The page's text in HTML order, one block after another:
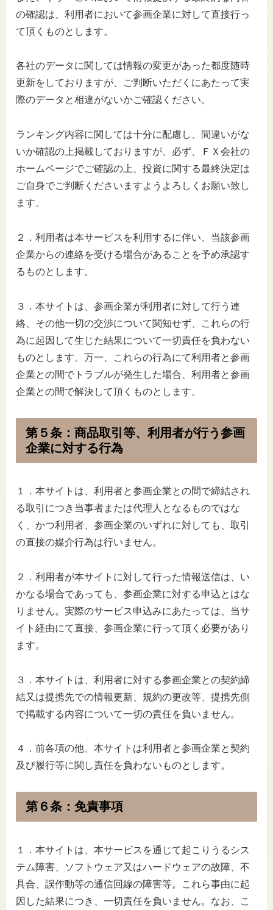
の確認は、利用者において参画企業に対して直接行っ
て頂くものとします。
各社のデータに関しては情報の変更があった都度随時
更新をしておりますが、ご判断いただくにあたって実
際のデータと相違がないかご確認ください。
ランキング内容に関しては十分に配慮し、間違いがな
いか確認の上掲載しておりますが、必ず、ＦＸ会社の
ホームページでご確認の上、投資に関する最終決定は
ご自身でご判断くださいますようよろしくお願い致し
ます。
２．利用者は本サービスを利用するに伴い、当該参画
企業からの連絡を受ける場合があることを予め承認す
るものとします。
３．本サイトは、参画企業が利用者に対して行う連
絡、その他一切の交渉について関知せず、これらの行
為に起因して生じた結果について一切責任を負わない
ものとします。万一、これらの行為にて利用者と参画
企業との間でトラブルが発生した場合、利用者と参画
企業との間で解決して頂くものとします。
第５条：商品取引等、利用者が行う参画
企業に対する行為
１．本サイトは、利用者と参画企業との間で締結され
る取引につき当事者または代理人となるものではな
く、かつ利用者、参画企業のいずれに対しても、取引
の直接の媒介行為は行いません。
２．利用者が本サイトに対して行った情報送信は、い
かなる場合であっても、参画企業に対する申込とはな
りません。実際のサービス申込みにあたっては、当サ
イト経由にて直接、参画企業に行って頂く必要があり
ます。
３．本サイトは、利用者に対する参画企業との契約締
結又は提携先での情報更新、規約の更改等、提携先側
で掲載する内容について一切の責任を負いません。
４．前各項の他、本サイトは利用者と参画企業と契約
及び履行等に関し責任を負わないものとします。
第６条：免責事項
１．本サイトは、本サービスを通じて起こりうるシス
テム障害、ソフトウェア又はハードウェアの故障、不
具合、誤作動等の通信回線の障害等。これら事由に起
因した結果につき、一切責任を負いません。なお、こ